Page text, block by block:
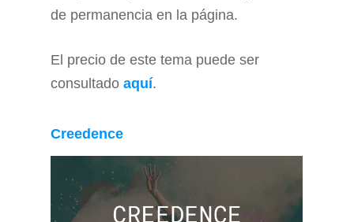
de permanencia en la página.
El precio de este tema puede ser
consultado aquí.
Creedence